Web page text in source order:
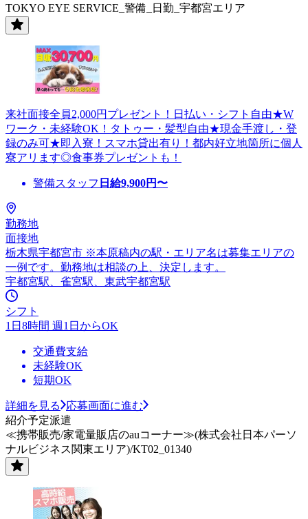
TOKYO EYE SERVICE_警備_日勤_宇都宮エリア
来社面接全員2,000円プレゼント！日払い・シフト自由★W
ワーク・未経験OK！タトゥー・髪型自由★現金手渡し・登
録のみ可★即入寮！スマホ貸出有り！都内好立地箇所に個人
寮アリます◎食事券プレゼントも！
警備スタッフ 日給9,900円〜
勤務地
面接地
栃木県宇都宮市 ※本原稿内の駅・エリア名は募集エリアの
一例です。勤務地は相談の上、決定します。
宇都宮駅、雀宮駅、東武宇都宮駅
シフト
1日8時間 週1日からOK
交通費支給
未経験OK
短期OK
詳細を見る
応募画面に進む
紹介予定派遣
≪携帯販売/家電量販店のauコーナー≫(株式会社日本パーソ
ナルビジネス関東エリア)/KT02_01340